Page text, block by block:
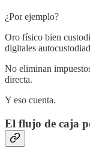
¿Por ejemplo?
Oro físico bien
digitales
No eliminan
directa.
Y eso cuenta.
El flujo de caja